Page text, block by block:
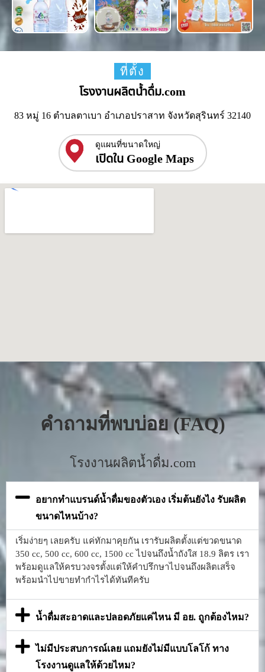
ที่ตั้ง
โรงงานผลิตน้ำดื่ม.com
83 หมู่ 16 ตำบลตาเบา อำเภอปราสาท จังหวัดสุรินทร์ 32140
ดูแผนที่ขนาดใหญ่
เปิดใน Google Maps
คำถามที่พบบ่อย (FAQ)
โรงงานผลิตน้ำดื่ม.com
อยากทำแบรนด์น้ำดื่มของตัวเอง เริ่มต้นยังไง รับผลิต
ขนาดไหนบ้าง?
เริ่มง่ายๆ เลยครับ แค่ทักมาคุยกัน เรารับผลิตตั้งแต่ขวดขนาด
350 cc, 500 cc, 600 cc, 1500 cc ไปจนถึงน้ำถังใส 18.9 ลิตร เรา
พร้อมดูแลให้ครบวงจรตั้งแต่ให้คำปรึกษาไปจนถึงผลิตเสร็จ
พร้อมนำไปขายทำกำไรได้ทันทีครับ
น้ำดื่มสะอาดและปลอดภัยแค่ไหน มี อย. ถูกต้องไหม?
ไม่มีประสบการณ์เลย แถมยังไม่มีแบบโลโก้ ทาง
โรงงานดูแลให้ด้วยไหม?